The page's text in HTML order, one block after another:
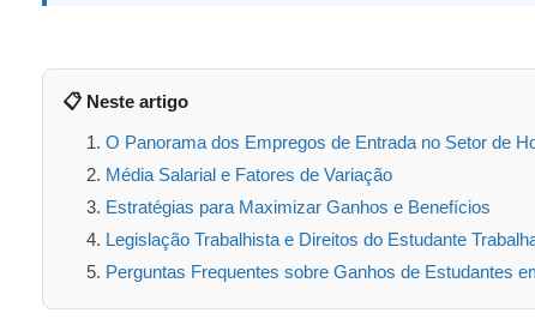
📋 Neste artigo
O Panorama dos Empregos de Entrada no Setor de
Média Salarial e Fatores de Variação
Estratégias para Maximizar Ganhos e Benefícios
Legislação Trabalhista e Direitos do Estudante
Perguntas Frequentes sobre Ganhos de Estudantes